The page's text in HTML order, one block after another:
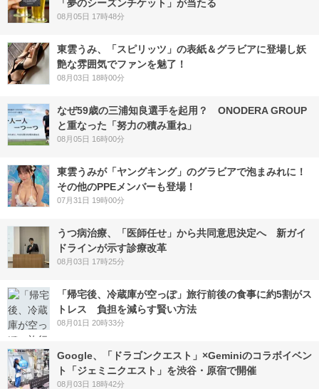
「夢のシーズンチケット」が当たる
08月05日 17時48分
東雲うみ、「スピリッツ」の表紙＆グラビアに登場し妖
艶な雰囲気でファンを魅了！
08月03日 18時00分
なぜ59歳の三浦知良選手を起用？ ONODERA GROUP
と重なった「努力の積み重ね」
08月05日 16時00分
東雲うみが「ヤングキング」のグラビアで泡まみれに！
その他のPPEメンバーも登場！
07月31日 19時00分
うつ病治療、「医師任せ」から共同意思決定へ 新ガイ
ドラインが示す診療改革
08月03日 17時25分
「帰宅後、冷蔵庫が空っぽ」旅行前後の食事に約5割がス
トレス 負担を減らす賢い方法
08月01日 20時33分
Google、「ドラゴンクエスト」×Geminiのコラボイベン
ト「ジェミニクエスト」を渋谷・原宿で開催
08月03日 18時42分